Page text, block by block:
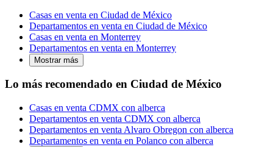
Casas en venta en Ciudad de México
Departamentos en venta en Ciudad de México
Casas en venta en Monterrey
Departamentos en venta en Monterrey
Mostrar más
Lo más recomendado en Ciudad de México
Casas en venta CDMX con alberca
Departamentos en venta CDMX con alberca
Departamentos en venta Alvaro Obregon con alberca
Departamentos en venta en Polanco con alberca